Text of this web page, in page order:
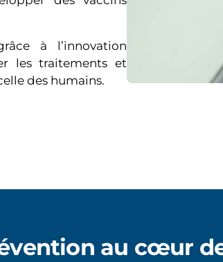
à l’innovation
les traitements et
des humains.
au cœur